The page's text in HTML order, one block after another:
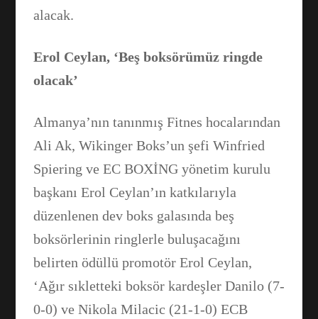
alacak.
Erol Ceylan, ‘Beş boksörümüz ringde
olacak’
Almanya’nın tanınmış Fitnes hocalarından
Ali Ak, Wikinger Boks’un şefi Winfried
Spiering ve EC BOXİNG yönetim kurulu
başkanı Erol Ceylan’ın katkılarıyla
düzenlenen dev boks galasında beş
boksörlerinin ringlerle buluşacağını
belirten ödüllü promotör Erol Ceylan,
‘Ağır sıkletteki boksör kardeşler Danilo (7-
0-0) ve Nikola Milacic (21-1-0) ECB
WhatsApp